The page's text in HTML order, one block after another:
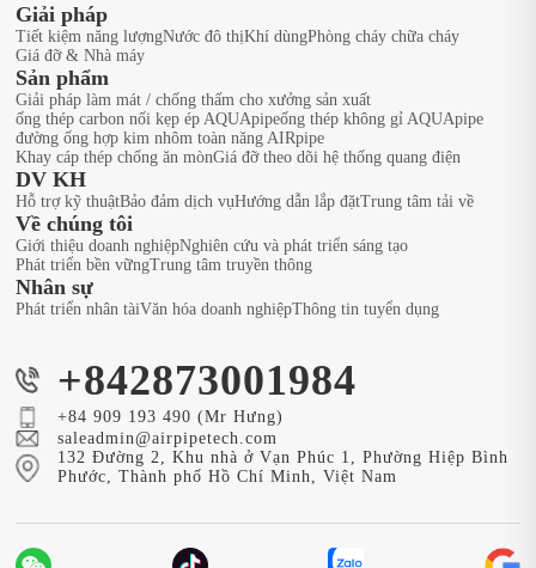
Giải pháp
Tiết kiệm năng lượngNước đô thịKhí dùngPhòng cháy chữa cháy
Giá đỡ & Nhà máy
Sản phẩm
Giải pháp làm mát / chống thấm cho xưởng sản xuất
ống thép carbon nối kẹp ép AQUApipeống thép không gỉ AQUApipe
đường ống hợp kim nhôm toàn năng AIRpipe
Khay cáp thép chống ăn mònGiá đỡ theo dõi hệ thống quang điện
DV KH
Hỗ trợ kỹ thuậtBảo đảm dịch vụHướng dẫn lắp đặtTrung tâm tải về
Về chúng tôi
Giới thiệu doanh nghiệpNghiên cứu và phát triển sáng tạo
Phát triển bền vữngTrung tâm truyền thông
Nhân sự
Phát triển nhân tàiVăn hóa doanh nghiệpThông tin tuyển dụng
+842873001984
+84 909 193 490 (Mr Hưng)
saleadmin@airpipetech.com
132 Đường 2, Khu nhà ở Vạn Phúc 1, Phường Hiệp Bình
Phước, Thành phố Hồ Chí Minh, Việt Nam